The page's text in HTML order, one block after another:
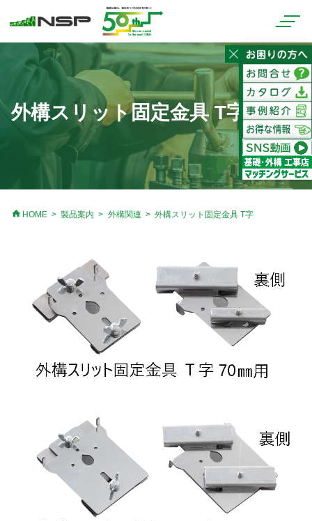
外構スリット固定金具 T字
home HOME 製品案内 外構関連 外構スリット固定金具 T字